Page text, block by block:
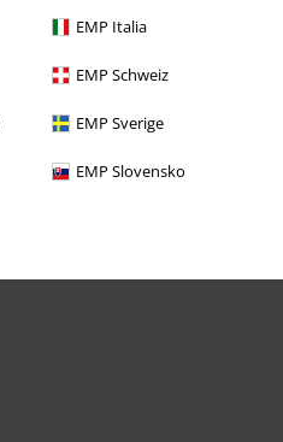
EMP Italia
EMP Schweiz
EMP Sverige
EMP Slovensko